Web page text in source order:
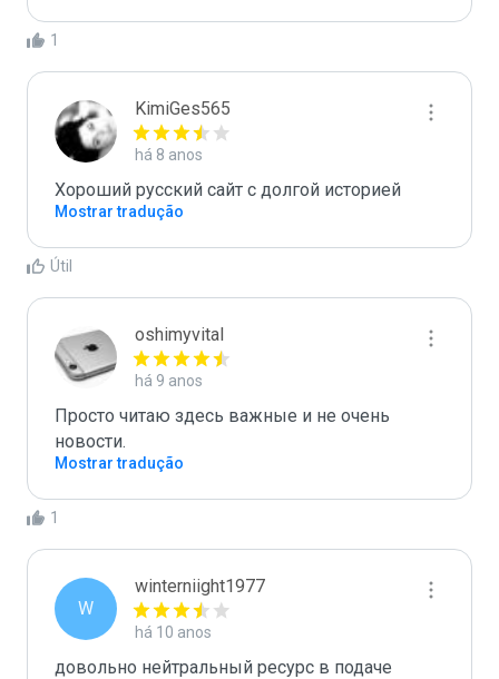
1
KimiGes565
há 8 anos
Хороший русский сайт с долгой историей
Mostrar tradução
Útil
oshimyvital
há 9 anos
Просто читаю здесь важные и не очень
новости.
Mostrar tradução
1
W
winterniight1977
há 10 anos
довольно нейтральный ресурс в подаче